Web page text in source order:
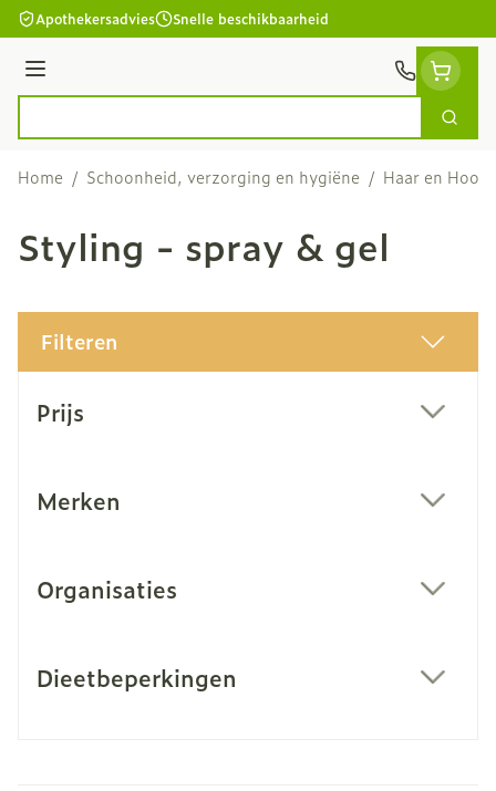
Ga naar de inhoud
Apothekersadvies Snelle beschikbaarheid
Menu
Zoek
Home / Schoonheid, verzorging en hygiëne / Haar en Hoofd
Styling - spray & gel
Filteren
Prijs
Merken
Organisaties
Dieetbeperkingen